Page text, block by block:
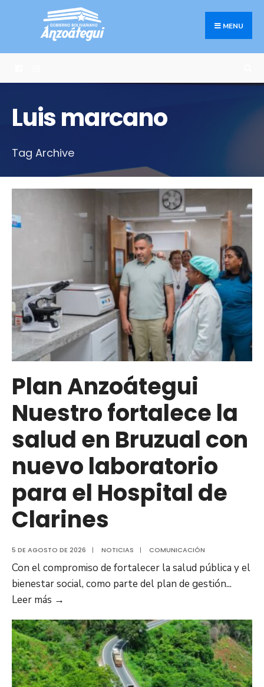
MENU
Luis marcano
Tag Archive
Plan Anzoátegui
Nuestro fortalece la
salud en Bruzual con
nuevo laboratorio
para el Hospital de
Clarines
5 DE AGOSTO DE 2026 | NOTICIAS | COMUNICACIÓN
Con el compromiso de fortalecer la salud pública y el
bienestar social, como parte del plan de gestión...
Leer más →
Nuestro
fortalece
la
salud
Search